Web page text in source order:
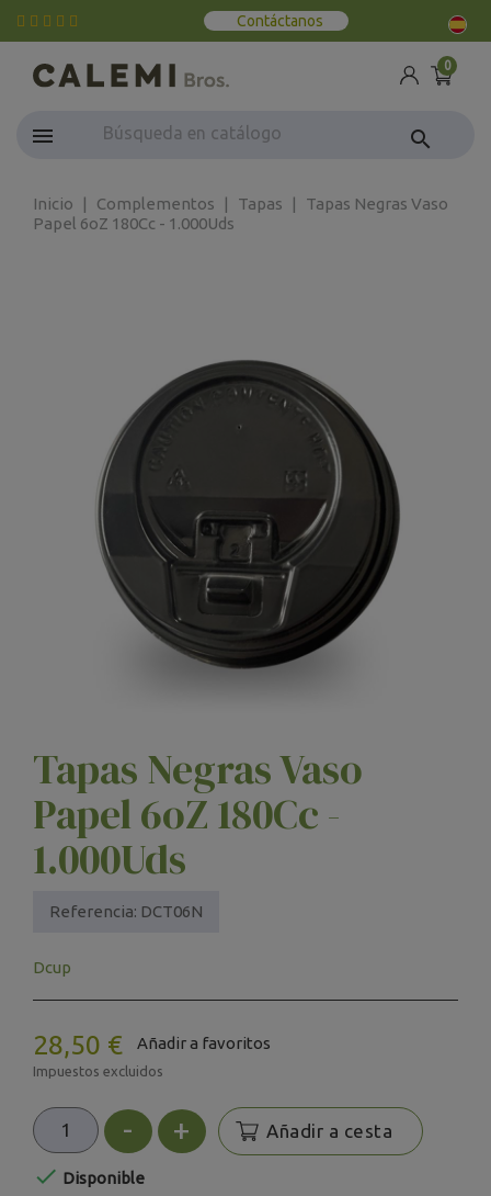
Contáctanos
0
search
Inicio Complementos Tapas
Tapas Negras Vaso
Papel 6oZ 180Cc - 1.000Uds
Tapas Negras Vaso
Papel 6oZ 180Cc -
1.000Uds
Referencia: DCT06N
Dcup
28,50 € Añadir a favoritos
Impuestos excluidos
- + Añadir a cesta
 Disponible